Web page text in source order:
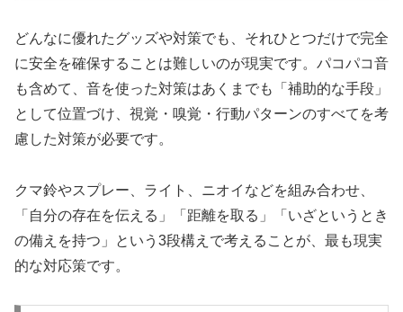
どんなに優れたグッズや対策でも、それひとつだけで完全
に安全を確保することは難しいのが現実です。パコパコ音
も含めて、音を使った対策はあくまでも「補助的な手段」
として位置づけ、視覚・嗅覚・行動パターンのすべてを考
慮した対策が必要です。
クマ鈴やスプレー、ライト、ニオイなどを組み合わせ、
「自分の存在を伝える」「距離を取る」「いざというとき
の備えを持つ」という3段構えで考えることが、最も現実
的な対応策です。